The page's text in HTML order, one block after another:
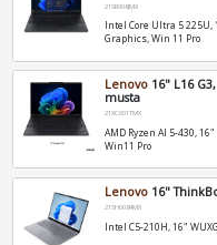
21SR006JMX
Intel Core Ultra 5 225U,
Graphics, Win 11 Pro
Lenovo 16" L16
musta
21XC001TMX
AMD Ryzen AI 5-430, 16"
Win11 Pro
Lenovo 16"
21SH0084MX
Intel C5-210H, 16"